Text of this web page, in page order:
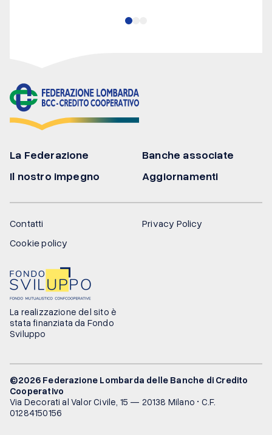
La Federazione
Banche associate
Il nostro impegno
Aggiornamenti
Contatti
Privacy Policy
Cookie policy
La realizzazione del sito è
stata finanziata da Fondo
Sviluppo
©2026 Federazione Lombarda delle Banche di Credito
Cooperativo
Via Decorati al Valor Civile, 15 — 20138 Milano • C.F.
01284150156